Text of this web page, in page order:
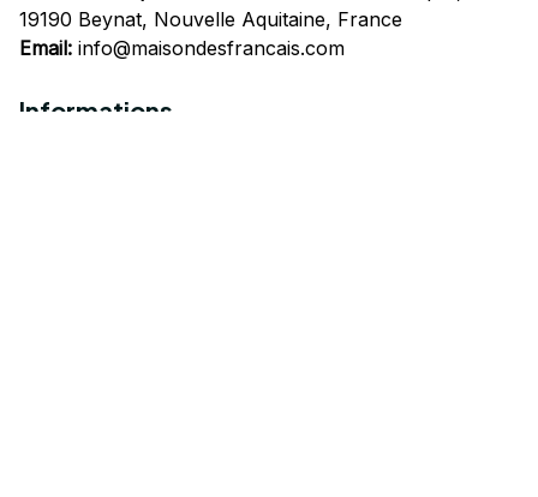
19190 Beynat, Nouvelle Aquitaine, France
Email: info@maisondesfrancais.com
Informations